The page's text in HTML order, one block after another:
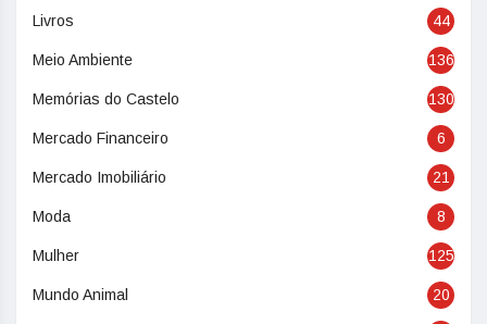
Livros 44
Meio Ambiente 136
Memórias do Castelo 130
Mercado Financeiro 6
Mercado Imobiliário 21
Moda 8
Mulher 125
Mundo Animal 20